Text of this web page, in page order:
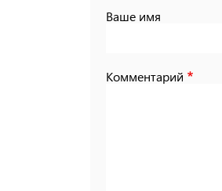
Ваше имя
Комментарий